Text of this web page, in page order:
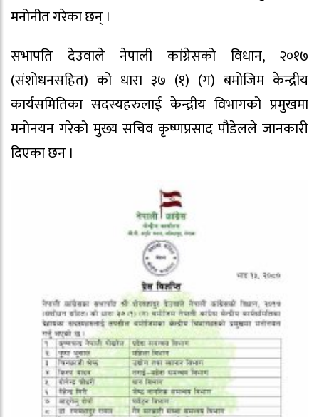
मनोनीत गरेका छन् ।
सभापति देउवाले नेपाली कांग्रेसको विधान, २०१७
(संशोधनसहित) को धारा ३७ (१) (ग) बमोजिम केन्द्रीय
कार्यसमितिका सदस्यहरुलाई केन्द्रीय विभागको प्रमुखमा
मनोनयन गरेको मुख्य सचिव कृष्णप्रसाद पौडेलले जानकारी
दिएका छन ।